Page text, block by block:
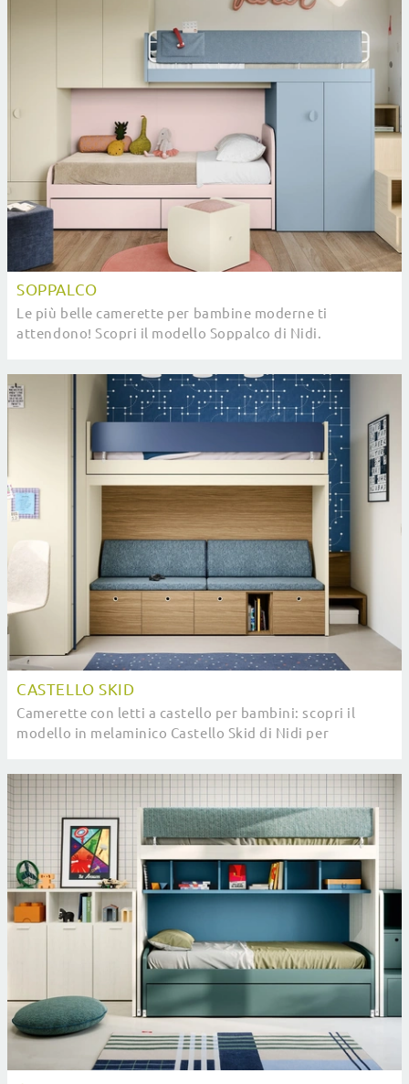
SOPPALCO
Le più belle camerette per bambine moderne ti
attendono! Scopri il modello Soppalco di Nidi.
CASTELLO SKID
Camerette con letti a castello per bambini: scopri il
modello in melaminico Castello Skid di Nidi per